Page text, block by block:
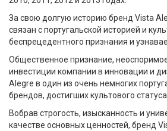
За свою долгую историю бренд Vista
связан с португальской историей и
беспрецедентного признания и
Общественное признание,
инвестиции компании в инновации и
Alegre в один из очень немногих
брендов, достигших культового
Вобрав строгость, изысканность и
качестве основных ценностей, бренд